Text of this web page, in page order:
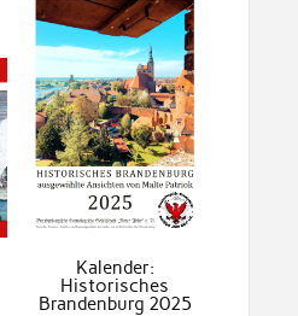
Kalender:
Historisches
Brandenburg 2025